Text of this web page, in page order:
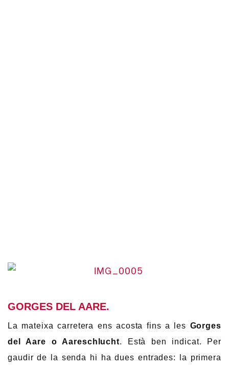
GORGES DEL AARE.
La mateixa carretera ens acosta fins a les Gorges
del Aare o Aareschlucht. Està ben indicat. Per
gaudir de la senda hi ha dues entrades: la primera